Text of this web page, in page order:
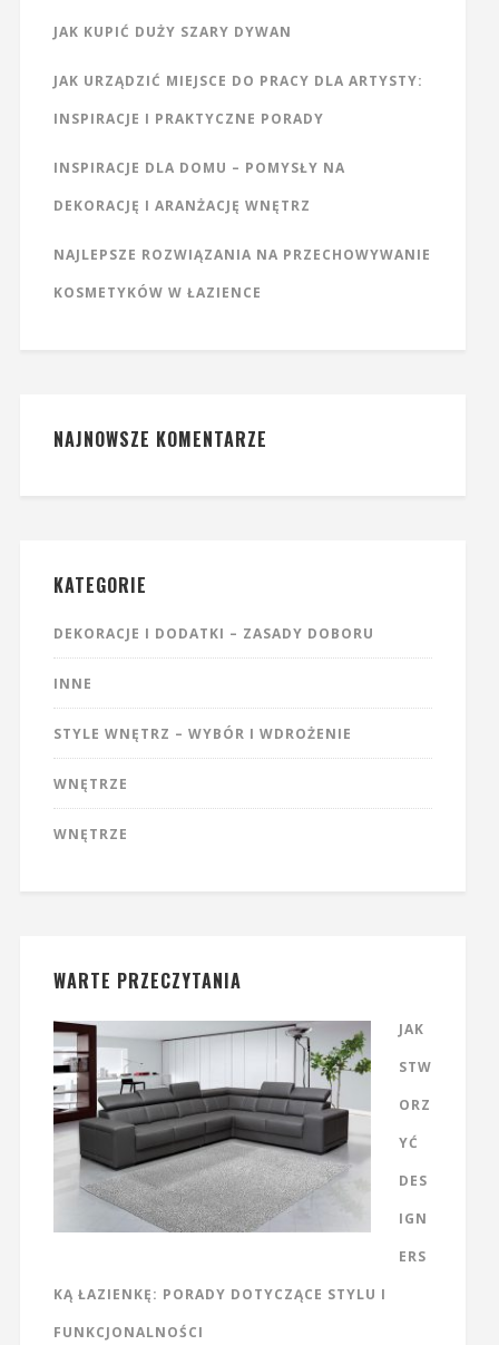
JAK KUPIĆ DUŻY SZARY DYWAN
JAK URZĄDZIĆ MIEJSCE DO PRACY DLA ARTYSTY:
INSPIRACJE I PRAKTYCZNE PORADY
INSPIRACJE DLA DOMU – POMYSŁY NA
DEKORACJĘ I ARANŻACJĘ WNĘTRZ
NAJLEPSZE ROZWIĄZANIA NA PRZECHOWYWANIE
KOSMETYKÓW W ŁAZIENCE
NAJNOWSZE KOMENTARZE
KATEGORIE
DEKORACJE I DODATKI – ZASADY DOBORU
INNE
STYLE WNĘTRZ – WYBÓR I WDROŻENIE
WNĘTRZE
WNĘTRZE
WARTE PRZECZYTANIA
JAK
STW
ORZ
YĆ
DES
IGN
ERS
KĄ ŁAZIENKĘ: PORADY DOTYCZĄCE STYLU I
FUNKCJONALNOŚCI